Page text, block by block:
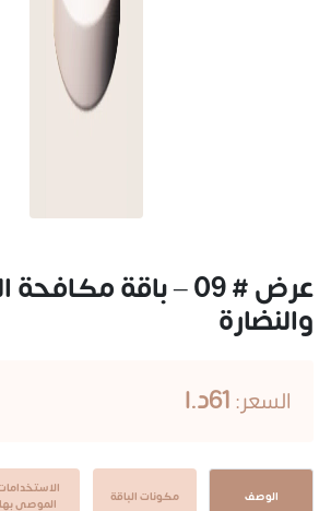
عرض # 09 – باقة
والنضارة
السعر: 61د.ا
الوصف مكونات الباقة
الموصى بها